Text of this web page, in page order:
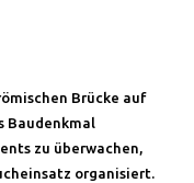
Brücke auf
Baudenkmal
zu überwachen,
organisiert.